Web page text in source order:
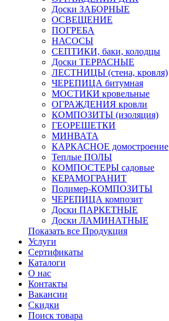
Доски ЗАБОРНЫЕ
ОСВЕЩЕНИЕ
ПОГРЕБА
НАСОСЫ
СЕПТИКИ, баки, колодцы
Доски ТЕРРАСНЫЕ
ЛЕСТНИЦЫ (стена, кровля)
ЧЕРЕПИЦА битумная
МОСТИКИ кровельные
ОГРАЖДЕНИЯ кровли
КОМПОЗИТЫ (изоляция)
ГЕОРЕШЕТКИ
МИНВАТА
КАРКАСНОЕ домостроение
Теплые ПОЛЫ
КОМПОСТЕРЫ садовые
КЕРАМОГРАНИТ
Полимер-КОМПОЗИТЫ
ЧЕРЕПИЦА композит
Доски ПАРКЕТНЫЕ
Доски ЛАМИНАТНЫЕ
Показать все Продукция
Услуги
Сертификаты
Каталоги
О нас
Контакты
Вакансии
Скидки
Поиск товара